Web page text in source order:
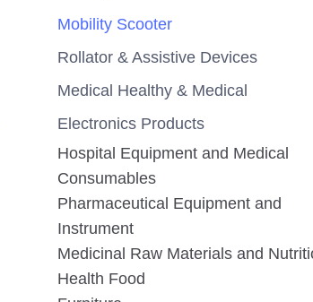
Mobility Scooter
Rollator & Assistive Devices
Medical Healthy & Medical
Electronics Products
Hospital Equipment and Medical
Consumables
Pharmaceutical Equipment and
Instrument
Medicinal Raw Materials and
Health Food